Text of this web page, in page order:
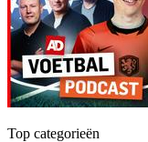
Top categorieën